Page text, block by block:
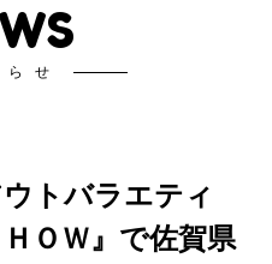
らせ
トバラエティ
ＯＷ』で佐賀県